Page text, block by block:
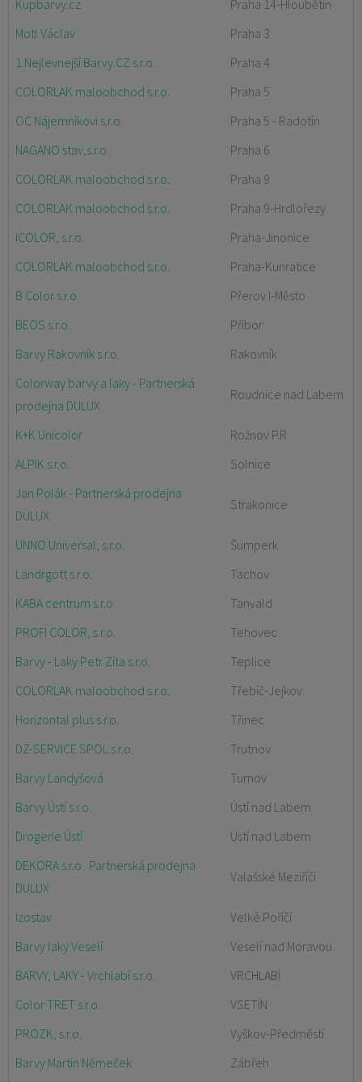
Kupbarvy.cz
Praha 14-Hloubětín
Motl Václav
Praha 3
1.Nejlevnejší Barvy.CZ s.r.o.
Praha 4
COLORLAK maloobchod s.r.o.
Praha 5
OC Nájemníkovi s.r.o.
Praha 5 - Radotín
NAGANO stav,s.r.o.
Praha 6
COLORLAK maloobchod s.r.o.
Praha 9
COLORLAK maloobchod s.r.o.
Praha 9-Hrdlořezy
ICOLOR, s.r.o.
Praha-Jinonice
COLORLAK maloobchod s.r.o.
Praha-Kunratice
B Color s.r.o
Přerov I-Město
BEOS s.r.o.
Příbor
Barvy Rakovník s.r.o.
Rakovník
Colorway barvy a laky - Partnerská
prodejna DULUX
Roudnice nad Labem
K+K Unicolor
Rožnov P.R
ALPIK s.r.o.
Solnice
Jan Polák - Partnerská prodejna
DULUX
Strakonice
UNNO Universal, s.r.o.
Šumperk
Landrgott s.r.o.
Tachov
KABA centrum s.r.o.
Tanvald
PROFI COLOR, s.r.o.
Tehovec
Barvy - Laky Petr Zíta s.r.o.
Teplice
COLORLAK maloobchod s.r.o.
Třebíč-Jejkov
Horizontal plus s.r.o.
Třinec
DZ-SERVICE SPOL.s.r.o.
Trutnov
Barvy Landyšová
Turnov
Barvy Ústí s.r.o.
Ústí nad Labem
Drogerie Ústí
Ústí nad Labem
DEKORA s.r.o . Partnerská prodejna
DULUX
Valašské Meziříčí
Izostav
Velké Poříčí
Barvy laky Veselí
Veselí nad Moravou
BARVY, LAKY - Vrchlabí s.r.o.
VRCHLABÍ
Color TRET s.r.o.
VSETÍN
PROZK, s.r.o.
Vyškov-Předměstí
Barvy Martin Němeček
Zábřeh